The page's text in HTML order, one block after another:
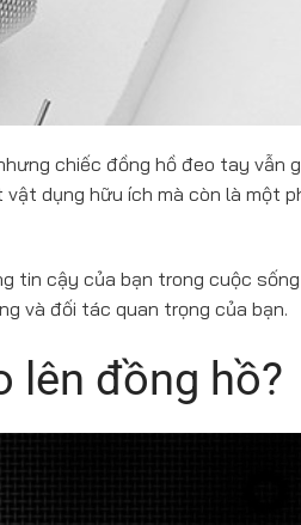
chiếc đồng hồ đeo tay vẫn
dụng hữu ích mà còn là một
tin cậy của bạn trong cuộc sống
và đối tác quan trọng của bạn.
lên đồng hồ?